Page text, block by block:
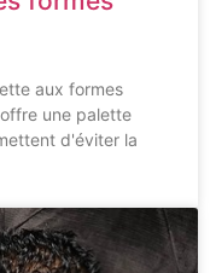
aux formes
une palette
d'éviter la